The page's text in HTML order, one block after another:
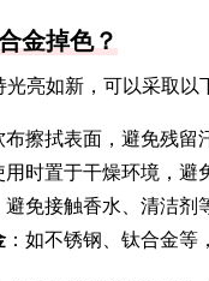
金掉色？
亮如新，可以采取以
布擦拭表面，避免残留
用时置于干燥环境，避
避免接触香水、清洁剂
：如不锈钢、钛合金等